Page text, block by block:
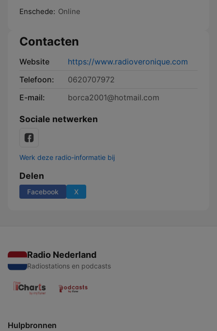
Enschede: Online
Contacten
Website
https://www.radioveronique.com
Telefoon:
0620707972
E-mail:
borca2001@hotmail.com
Sociale netwerken
Werk deze radio-informatie bij
Delen
Facebook X
Radio Nederland
Radiostations en podcasts
Hulpbronnen